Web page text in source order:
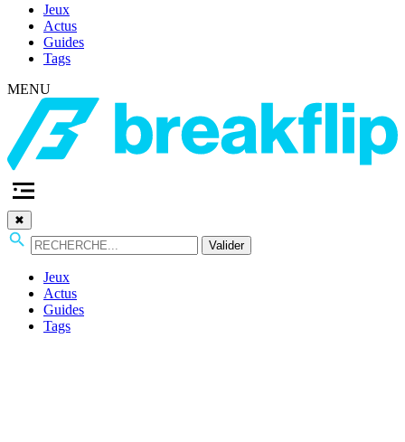
Jeux
Actus
Guides
Tags
MENU
✖
Valider
Jeux
Actus
Guides
Tags